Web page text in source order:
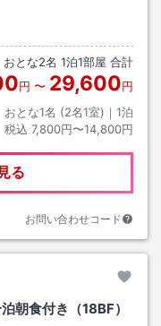
おとな2名 1泊1部屋 合計
円 〜 29,600円
おとな1名 (2名1室)｜ 1泊
税込 7,800円〜14,800円
る
お問い合わせコード
朝食付き（18BF）